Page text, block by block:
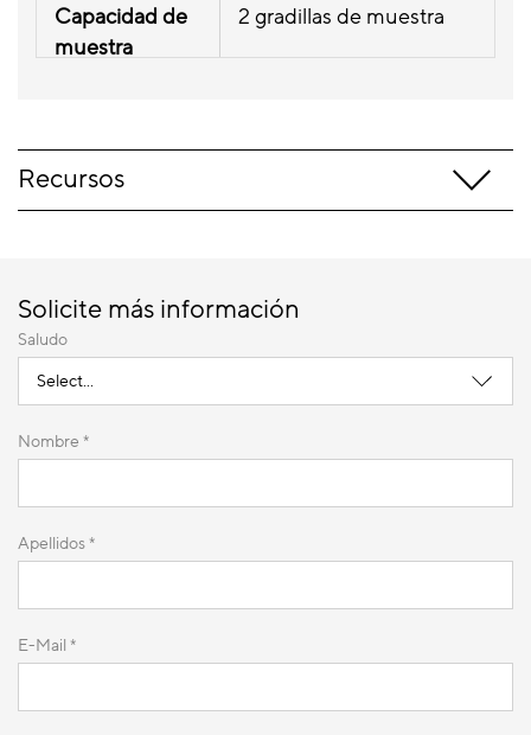
Capacidad de
muestra
2 gradillas de muestra
de muestra
pozos profundos y PCR,
pocillos, alto volumen
Control de
temperatura
de la muestra
4 a 40 ° C (máx.15 ° por
ambiente)
Carga de
muestra
Número de
canales
Volumen del
canal de flujo
Recursos
Solicite más información
Saludo
Nombre *
Apellidos *
E-Mail *